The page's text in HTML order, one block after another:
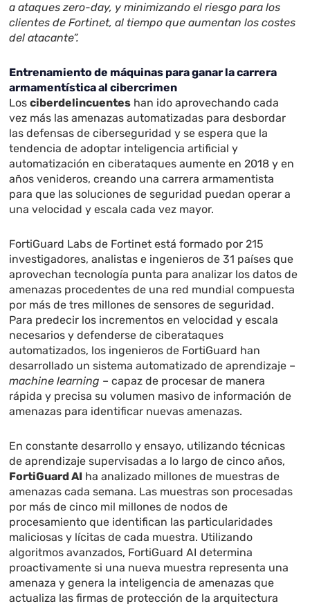
a ataques zero-day, y minimizando el riesgo para los
clientes de Fortinet, al tiempo que aumentan los costes
del atacante”.
Entrenamiento de máquinas para ganar la carrera
armamentística al cibercrimen
Losciberdelincuentes han ido aprovechando cada
vez más las amenazas automatizadas para desbordar
las defensas de ciberseguridad y se espera que la
tendencia de adoptar inteligencia artificial y
automatización en ciberataques aumente en 2018 y en
años venideros, creando una carrera armamentista
para que las soluciones de seguridad puedan operar a
una velocidad y escala cada vez mayor.
FortiGuard Labs de Fortinet está formado por 215
investigadores, analistas e ingenieros de 31 países que
aprovechan tecnología punta para analizar los datos de
amenazas procedentes de una red mundial compuesta
por más de tres millones de sensores de seguridad.
Para predecir los incrementos en velocidad y escala
necesarios y defenderse de ciberataques
automatizados, los ingenieros de FortiGuard han
desarrollado un sistema automatizado de aprendizaje –
machine learning – capaz de procesar de manera
rápida y precisa su volumen masivo de información de
amenazas para identificar nuevas amenazas.
En constante desarrollo y ensayo, utilizando técnicas
de aprendizaje supervisadas a lo largo de cinco años,
FortiGuard AI ha analizado millones de muestras de
amenazas cada semana. Las muestras son procesadas
por más de cinco mil millones de nodos de
procesamiento que identifican las particularidades
maliciosas y lícitas de cada muestra. Utilizando
algoritmos avanzados, FortiGuard AI determina
proactivamente si una nueva muestra representa una
amenaza y genera la inteligencia de amenazas que
actualiza las firmas de protección de la arquitectura